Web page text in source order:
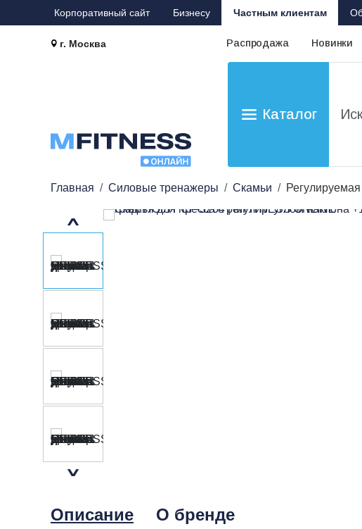
Корпоративный сайт Бизнесу Частным клиентам
г. Москва Распродажа Новинки
Каталог
Главная Силовые тренажеры Скамьи
Описание О бренде